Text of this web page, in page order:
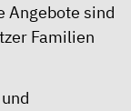
Angebote sind
Familien